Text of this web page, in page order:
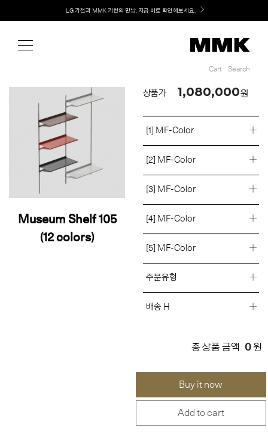
Welcome! 신규 회원가입 시 MMK Shop Coupon (총 60만원) 지급
LG 가전과 MMK 키친의 만남. 지금 바로 확인해보세요.
Cart Search
Museum Shelf 105
(12 colors)
상품가 1,080,000원
[1] MF-Color
[2] MF-Color
[3] MF-Color
[4] MF-Color
[5] MF-Color
주문유형
배송 H
총 상품 금액 0 원
Buy it now
Add to cart